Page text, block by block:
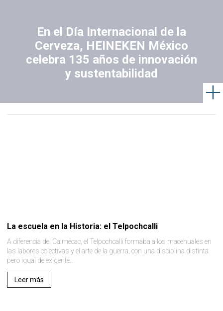
En el Día Internacional de la
Cerveza, HEINEKEN México
celebra 135 años de innovación
y sustentabilidad
La escuela en la Historia: el Telpochcalli
A diferencia del Calmécac, el Telpochcalli formaba a los macehuales en
las labores colectivas y el arte de la guerra, con una disciplina distinta
pero igual de exigente..
Leer más